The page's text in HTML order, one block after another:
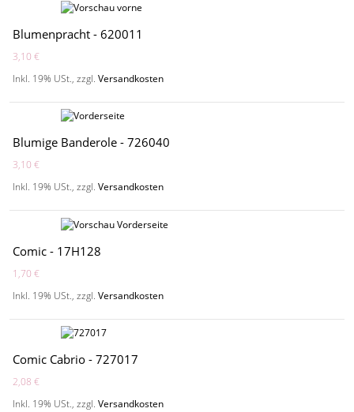
Blumenpracht - 620011
3,10 €
Inkl. 19% USt.,zzgl.Versandkosten
Blumige Banderole - 726040
3,10 €
Inkl. 19% USt.,zzgl.Versandkosten
Comic - 17H128
1,70 €
Inkl. 19% USt.,zzgl.Versandkosten
Comic Cabrio - 727017
2,08 €
Inkl. 19% USt.,zzgl.Versandkosten